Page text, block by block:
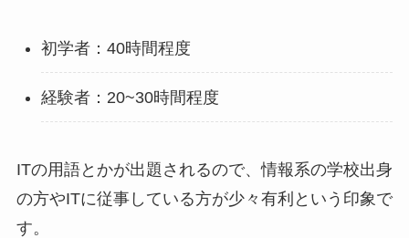
初学者：40時間程度
経験者：20~30時間程度
ITの用語とかが出題されるので、情報系の学校出身
の方やITに従事している方が少々有利という印象で
す。